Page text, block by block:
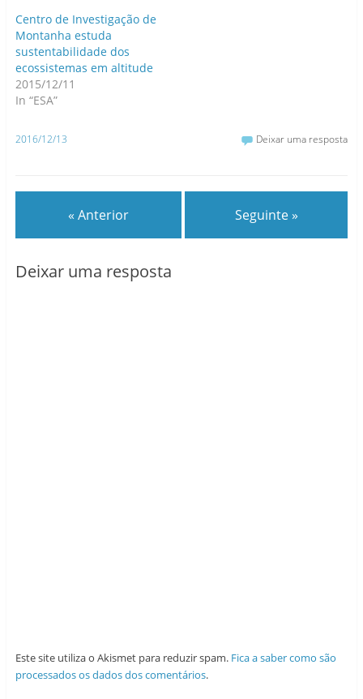
Centro de Investigação de
Montanha estuda
sustentabilidade dos
ecossistemas em altitude
2015/12/11
In “ESA”
2016/12/13 Deixar uma resposta
« Anterior Seguinte »
Deixar uma resposta
Este site utiliza o Akismet para reduzir spam. Fica a saber como são
processados os dados dos comentários.